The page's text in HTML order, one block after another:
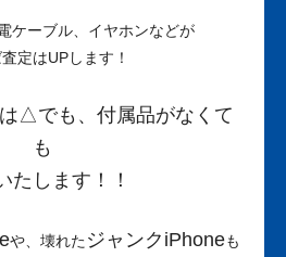
ケーブル、イヤホンなどが
定はUPします！
△でも、付属品がなくて
も
たします！！
や、壊れたジャンクiPhoneも